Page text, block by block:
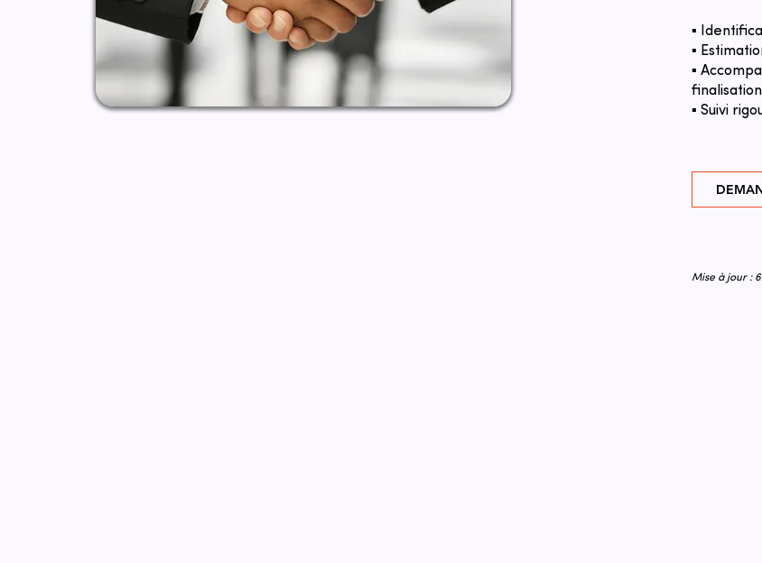
▪
▪
▪
finalisation
▪ Suivi
Mise à jour :